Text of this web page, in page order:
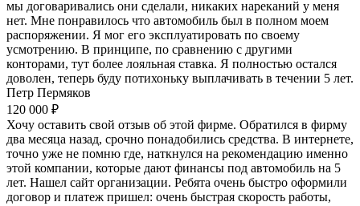
мы договаривались они сделали, никаких нареканий у меня
нет. Мне понравилось что автомобиль был в полном моем
распоряжении. Я мог его эксплуатировать по своему
усмотрению. В принципе, по сравнению с другими
конторами, тут более лояльная ставка. Я полностью остался
доволен, теперь буду потихоньку выплачивать в течении 5 лет.
Петр Пермяков
120 000 ₽
Хочу оставить свой отзыв об этой фирме. Обратился в фирму
два месяца назад, срочно понадобились средства. В интернете,
точно уже не помню где, наткнулся на рекомендацию именно
этой компании, которые дают финансы под автомобиль на 5
лет. Нашел сайт организации. Ребята очень быстро оформили
договор и платеж пришел: очень быстрая скорость работы,